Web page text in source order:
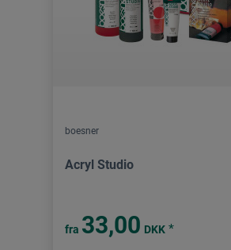
boesner
Acryl Studio
fra 33,00 DKK *